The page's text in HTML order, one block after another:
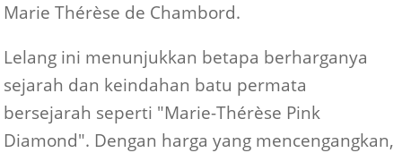
Marie Thérèse de Chambord.
Lelang ini menunjukkan betapa berharganya
sejarah dan keindahan batu permata
bersejarah seperti "Marie-Thérèse Pink
Diamond". Dengan harga yang mencengangkan,